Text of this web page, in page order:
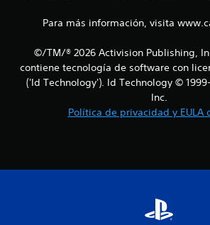
Para más información, visita
©/TM/® 2026 Activision Publishing,
contiene tecnología de software con
('Id Technology'). Id Technology ©
Inc.
Política de privacidad y EULA